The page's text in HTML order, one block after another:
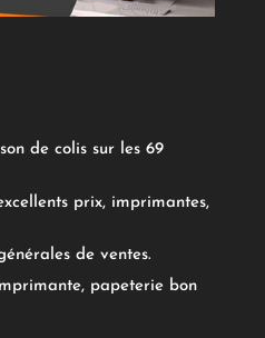
de colis sur les 69
prix, imprimantes,
de ventes.
papeterie bon